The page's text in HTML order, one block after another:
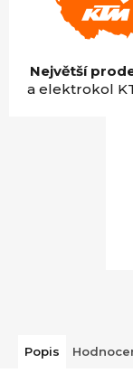
Největší
a elektrokol
Popis